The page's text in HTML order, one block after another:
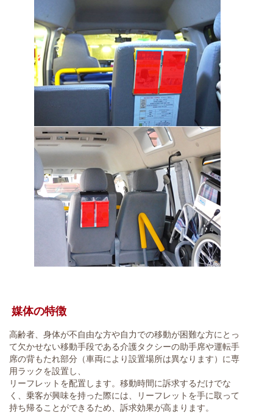
媒体の特徴
高齢者、身体が不自由な方や自力での移動が困難な方にとっ
て欠かせない移動手段である介護タクシーの助手席や運転手
席の背もたれ部分（車両により設置場所は異なります）に専
用ラックを設置し、
リーフレットを配置します。移動時間に訴求するだけでな
く、乗客が興味を持った際には、リーフレットを手に取って
持ち帰ることができるため、訴求効果が高まります。